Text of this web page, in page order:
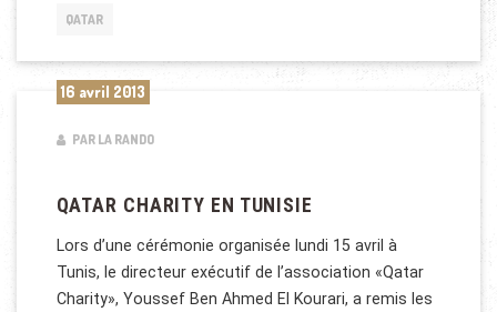
QATAR
16 avril 2013
PAR LA RANDO
QATAR CHARITY EN TUNISIE
Lors d’une cérémonie organisée lundi 15 avril à
Tunis, le directeur exécutif de l’association «Qatar
Charity», Youssef Ben Ahmed El Kourari, a remis les